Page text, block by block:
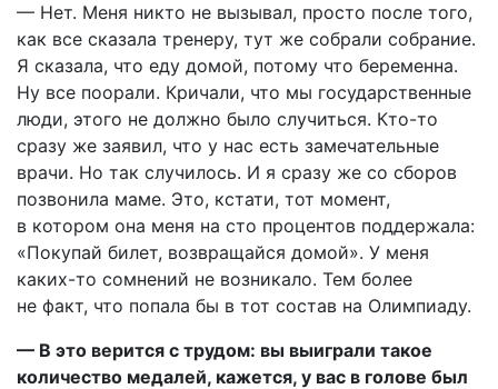
— Нет. Меня никто не вызывал, просто после того,
как все сказала тренеру, тут же собрали собрание.
Я сказала, что еду домой, потому что беременна.
Ну все поорали. Кричали, что мы государственные
люди, этого не должно было случиться. Кто-то
сразу же заявил, что у нас есть замечательные
врачи. Но так случилось. И я сразу же со сборов
позвонила маме. Это, кстати, тот момент,
в котором она меня на сто процентов поддержала:
«Покупай билет, возвращайся домой». У меня
каких-то сомнений не возникало. Тем более
не факт, что попала бы в тот состав на Олимпиаду.
— В это верится с трудом: вы выиграли такое
количество медалей, кажется, у вас в голове был